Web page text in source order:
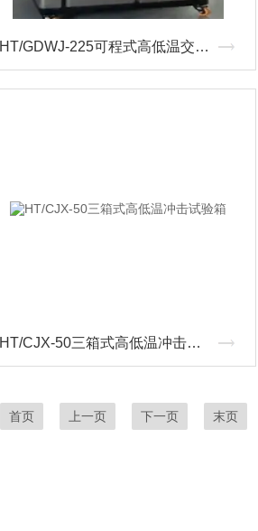
HT/GDWJ-225可程式高低温交变箱
HT/CJX-50三箱式高低温冲击试验箱
首页 上一页 下一页 末页